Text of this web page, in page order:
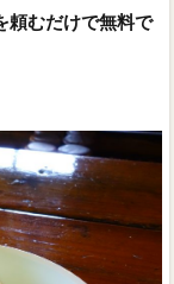
頼むだけで無料で